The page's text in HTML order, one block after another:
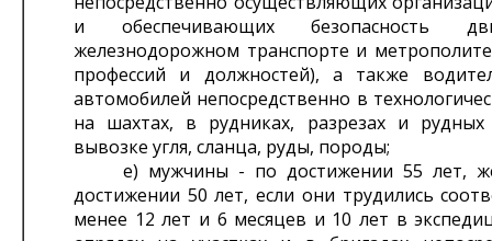
и обеспечивающих безопасность
железнодорожном транспорте и
профессий и должностей), а также
автомобилей непосредственно в
на шахтах, в рудниках, разрезах и
вывозке угля, сланца, руды, породы;
е) мужчины - по достижении 55 лет,
достижении 50 лет, если они трудились
менее 12 лет и 6 месяцев и 10 лет в